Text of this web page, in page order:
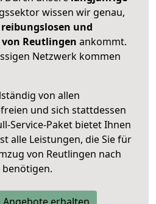
wissen wir genau,
reibungslosen und
Reutlingen ankommt.
Netzwerk kommen
von allen
und sich stattdessen
Service-Paket bietet Ihnen
alle Leistungen, die Sie für
von Reutlingen nach